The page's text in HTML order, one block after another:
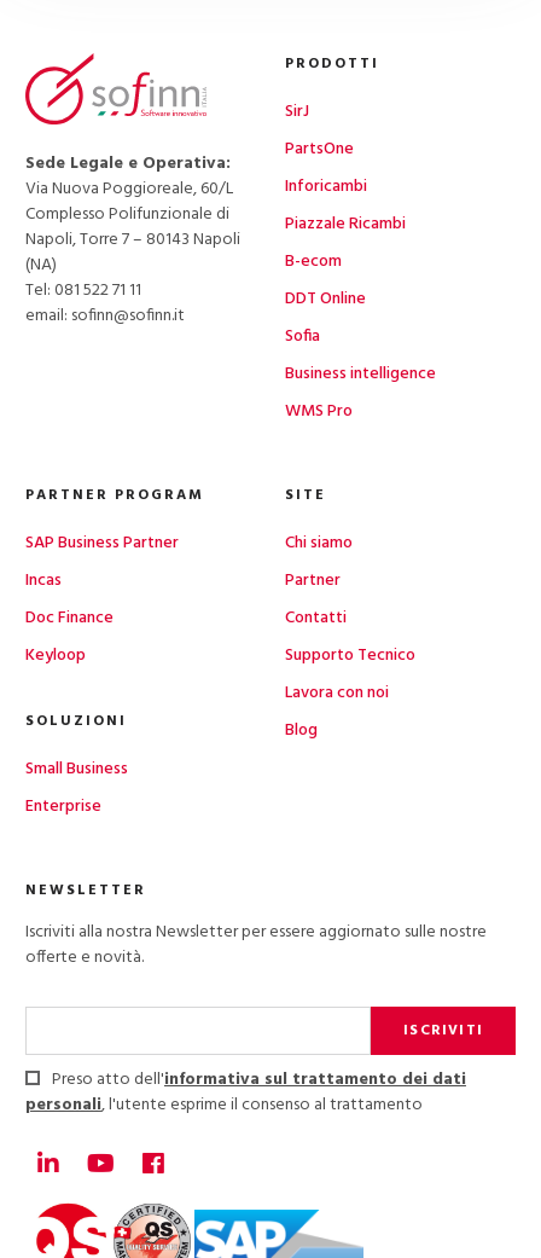
Sede Legale e Operativa:
Via Nuova Poggioreale, 60/L
Complesso Polifunzionale di
Napoli, Torre 7 – 80143 Napoli
(NA)
Tel: 081 522 71 11
email: sofinn@sofinn.it
PRODOTTI
SirJ
PartsOne
Inforicambi
Piazzale Ricambi
B-ecom
DDT Online
Sofia
Business intelligence
WMS Pro
PARTNER PROGRAM
SAP Business Partner
Incas
Doc Finance
Keyloop
SOLUZIONI
Small Business
Enterprise
SITE
Chi siamo
Partner
Contatti
Supporto Tecnico
Lavora con noi
Blog
NEWSLETTER
Iscriviti alla nostra Newsletter per essere aggiornato sulle nostre
offerte e novità.
ISCRIVITI
Preso atto dell'informativa sul trattamento dei dati
personali, l'utente esprime il consenso al trattamento